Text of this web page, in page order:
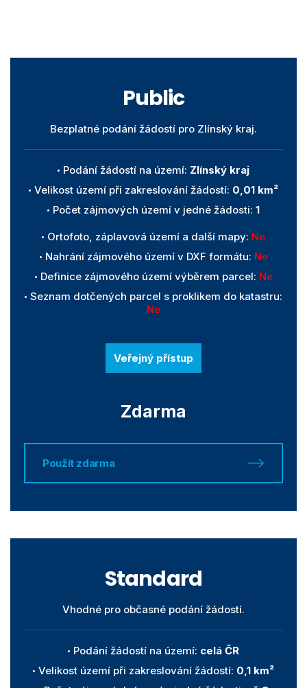
Public
Bezplatné podání žádostí pro Zlínský kraj.
Podání žádostí na území: Zlínský kraj
Velikost území při zakreslování žádostí: 0,01 km²
Počet zájmových území v jedné žádosti: 1
Ortofoto, záplavová území a další mapy: Ne
Nahrání zájmového území v DXF formátu: Ne
Definice zájmového území výběrem parcel: Ne
Seznam dotčených parcel s proklikem do katastru:
Ne
Veřejný přístup
Zdarma
Použít zdarma
Standard
Vhodné pro občasné podání žádostí.
Podání žádostí na území: celá ČR
Velikost území při zakreslování žádostí: 0,1 km²